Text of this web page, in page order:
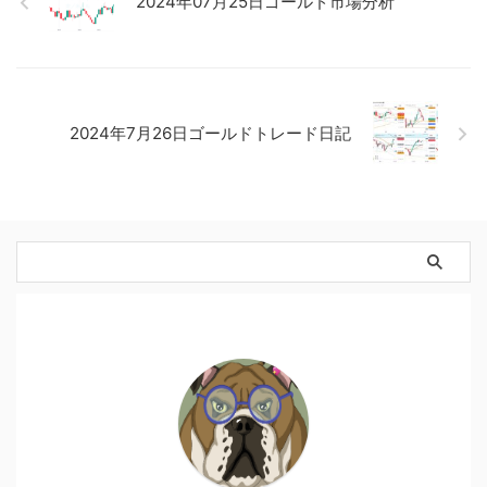
2024年7月26日ゴールドトレード日記